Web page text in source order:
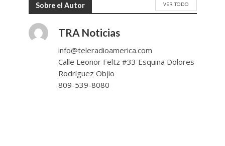
Sobre el Autor VER TODO
TRA Noticias
info@teleradioamerica.com
Calle Leonor Feltz #33 Esquina Dolores
Rodríguez Objio
809-539-8080